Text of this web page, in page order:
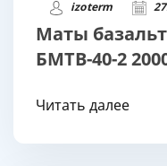
Маты
БМТВ-40-2
izoterm
Читать далее